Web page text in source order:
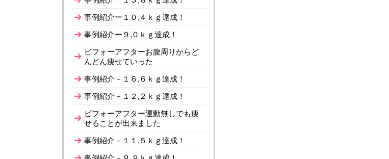
事例紹介ー１０,４ｋｇ達成！
事例紹介ー９,０ｋｇ達成！
ビフォーアフターお腹周りからど
んどん痩せていった
事例紹介－１６,６ｋｇ達成！
事例紹介－１２,２ｋｇ達成！
ビフォーアフター運動無しでも痩
せることが出来ました
事例紹介－１１,５ｋｇ達成！